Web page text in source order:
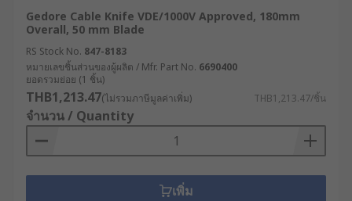
Gedore Cable Knife VDE/1000V Approved, 180mm
Overall, 50 mm Blade
RS Stock No. 847-8183
หมายเลขชิ้นส่วนของผู้ผลิต / Mfr. Part No. 6690400
ยอดรวมย่อย (1 ชิ้น)
THB1,213.47(ไม่รวมภาษีมูลค่าเพิ่ม) THB1,213.47/ชิ้น
จำนวน / Quantity
เพิ่ม